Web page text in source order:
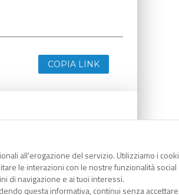
all’erogazione del servizio. Utilizziamo i
le interazioni con le nostre funzionalità
di navigazione e ai tuoi interessi.
questa informativa, continui senza accettare.
COPIA LINK